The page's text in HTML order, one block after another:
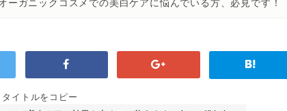
ーガニックコスメでの美白ケアに悩んでいる方、必見です！
イトルをコピー